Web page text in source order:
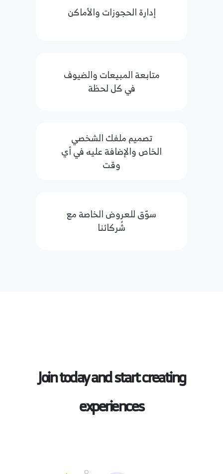
إدارة الحجوزات والأماكن
متابعة المبيعات والضيوف
في كل لحظة
تصميم ملفك الشخصي
الخاص والإضافة عليه في أي
وقت
سوّق للعروض الخاصة مع
شُركائنا
Join today and start creating
experiences